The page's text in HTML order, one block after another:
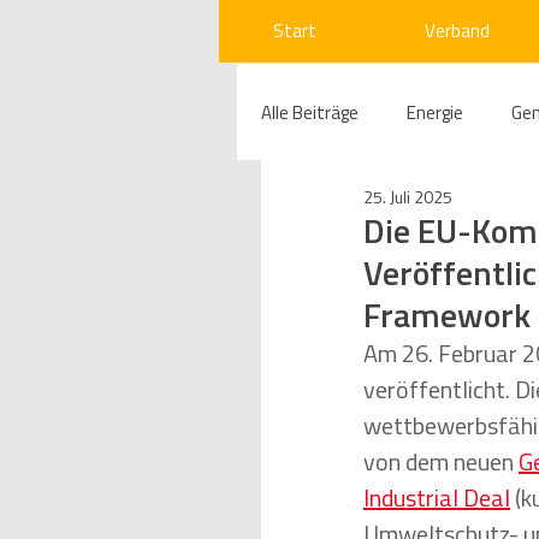
Start Verband
Alle Beiträge Energie
Compliance Gas
Beihilfenrecht
Regulierung
Telekommunikation
Die EU-
Framework
25. Juli 2025
Am 26. Februar
veröffentlicht.
von dem neuen
Industrial Deal